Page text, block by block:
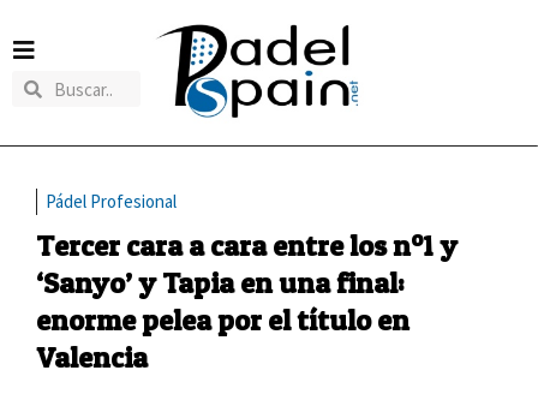
Pádel Profesional
Tercer cara a cara entre los nº1 y
‘Sanyo’ y Tapia en una final:
enorme pelea por el título en
Valencia